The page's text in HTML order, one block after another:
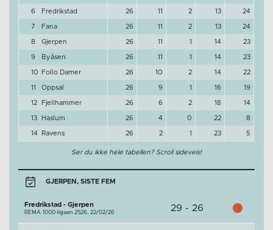
6 Fredrikstad 26 11 2 13 24
7 Fana 26 11 2 13 24
8 Gjerpen 26 11 1 14 23
9 Byåsen 26 11 1 14 23
10 Follo Damer 26 10 2 14 22
11 Oppsal 26 9 1 16 19
12 Fjellhammer 26 6 2 18 14
13 Haslum 26 4 0 22 8
14 Ravens 26 2 1 23 5
Ser du ikke hele tabellen? Scroll sideveis!
GJERPEN, SISTE FEM
Fredrikstad - Gjerpen
REMA 1000-ligaen 2526, 22/02/26 29 - 26